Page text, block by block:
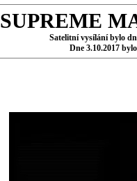
SUPREME
Satelitní vysílání bylo
Dne 3.10.2017